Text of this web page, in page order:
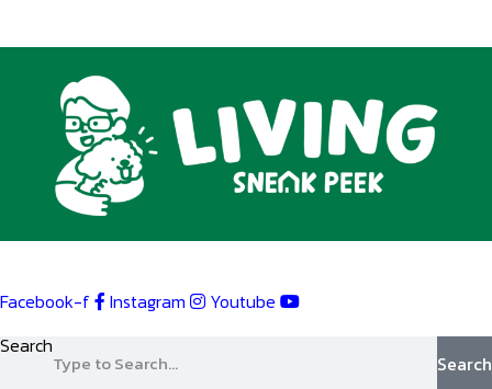
Facebook-f Instagram
Youtube
Search
Search